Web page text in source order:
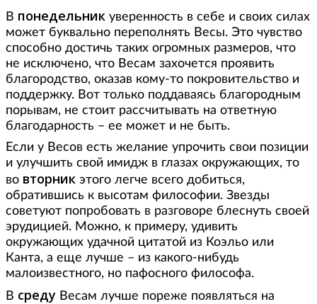
В понедельник уверенность в себе и своих силах
может буквально переполнять Весы. Это чувство
способно достичь таких огромных размеров, что
не исключено, что Весам захочется проявить
благородство, оказав кому-то покровительство и
поддержку. Вот только поддаваясь благородным
порывам, не стоит рассчитывать на ответную
благодарность – ее может и не быть.
Если у Весов есть желание упрочить свои позиции
и улучшить свой имидж в глазах окружающих, то
во вторник этого легче всего добиться,
обратившись к высотам философии. Звезды
советуют попробовать в разговоре блеснуть своей
эрудицией. Можно, к примеру, удивить
окружающих удачной цитатой из Коэльо или
Канта, а еще лучше – из какого-нибудь
малоизвестного, но пафосного философа.
В среду Весам лучше пореже появляться на